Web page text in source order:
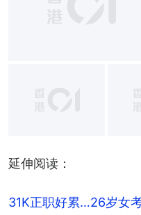
延伸阅读：
31K正职好累…26岁女